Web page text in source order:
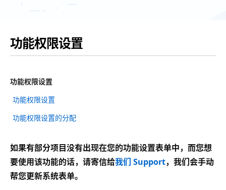
功能权限设置
功能权限设置
功能权限设置
功能权限设置的分配
如果有部分项目没有出现在您的功能设置表单中，而您想
要使用该功能的话，请寄信给我们 Support，我们会手动
帮您更新系统表单。